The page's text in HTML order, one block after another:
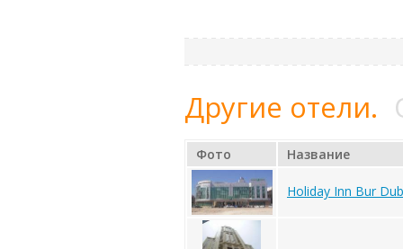
Другие отели.
Фото Название
Holiday Inn Bur